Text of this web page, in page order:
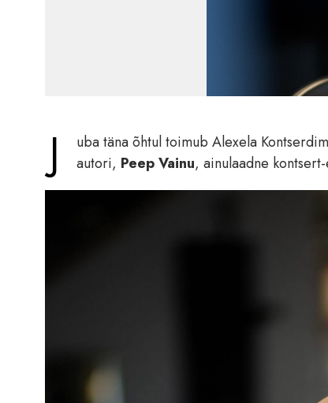
J uba täna õhtul toimub Alexela
autori, Peep Vainu, ainulaadne